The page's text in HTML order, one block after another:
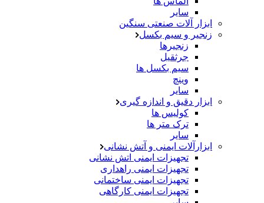
سایر
ابزار آلات صنعتی سنگین
زنجیر و سیم بکسل
زنجیرها
جرثقیل
سیم بکسل ها
وینچ
سایر
ابزار دقیق و اندازه گیری
کولیس ها
ترک متر ها
سایر
ابزارآلات ایمنی و آتش نشانی
تجهیزات ایمنی اتش نشانی
تجهیزات ایمنی راهداری
تجهیزات ایمنی ساختمانی
تجهیزات ایمنی کارگاهی